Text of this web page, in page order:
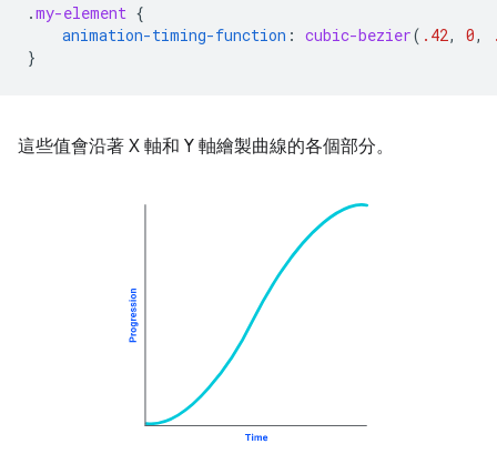
.my-element {
animation-timing-function : cubic-bezier( .42, 0,
}
這些值會沿著 X 軸和 Y 軸繪製曲線的各個部分。